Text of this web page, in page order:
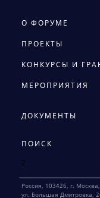
О ФОРУМЕ
ПРОЕКТЫ
КОНКУРСЫ И
МЕРОПРИЯТИЯ
ДОКУМЕНТЫ
ПОИСК
2
Россия, 103426, г. Москва,
ул. Большая Дмитровка,